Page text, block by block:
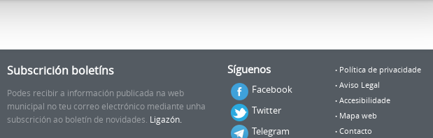
Subscrición boletíns
Podes recibir a información publicada na web
municipal no teu correo electrónico mediante unha
subscrición ao boletín de novidades. Ligazón.
Síguenos
Facebook
Twitter
Telegram
Política de privacidade
Aviso Legal
Accesibilidade
Mapa web
Contacto